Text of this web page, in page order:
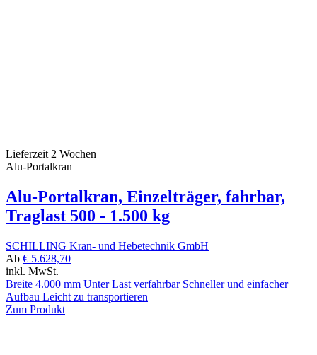
Lieferzeit 2 Wochen
Alu-Portalkran
Alu-Portalkran, Einzelträger, fahrbar,
Traglast 500 - 1.500 kg
SCHILLING Kran- und Hebetechnik GmbH
Ab € 5.628,70
inkl. MwSt.
Breite 4.000 mm Unter Last verfahrbar Schneller und einfacher
Aufbau Leicht zu transportieren
Zum Produkt